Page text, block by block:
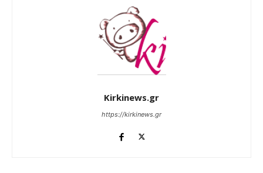
Kirkinews.gr
https://kirkinews.gr